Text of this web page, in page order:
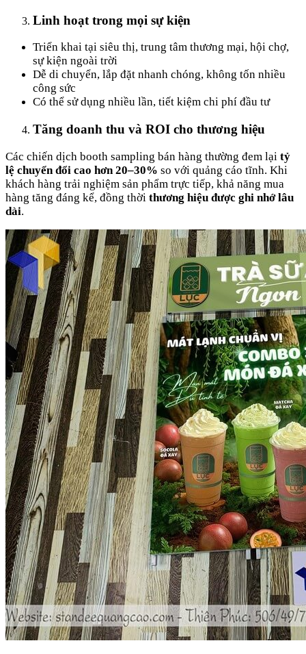
Linh hoạt trong mọi sự kiện
Triển khai tại siêu thị, trung tâm thương mại, hội chợ,
sự kiện ngoài trời
Dễ di chuyển, lắp đặt nhanh chóng, không tốn nhiều
công sức
Có thể sử dụng nhiều lần, tiết kiệm chi phí đầu tư
Tăng doanh thu và ROI cho thương hiệu
Các chiến dịch booth sampling bán hàng thường đem lại tỷ
lệ chuyển đổi cao hơn 20–30% so với quảng cáo tĩnh. Khi
khách hàng trải nghiệm sản phẩm trực tiếp, khả năng mua
hàng tăng đáng kể, đồng thời thương hiệu được ghi nhớ lâu
dài.